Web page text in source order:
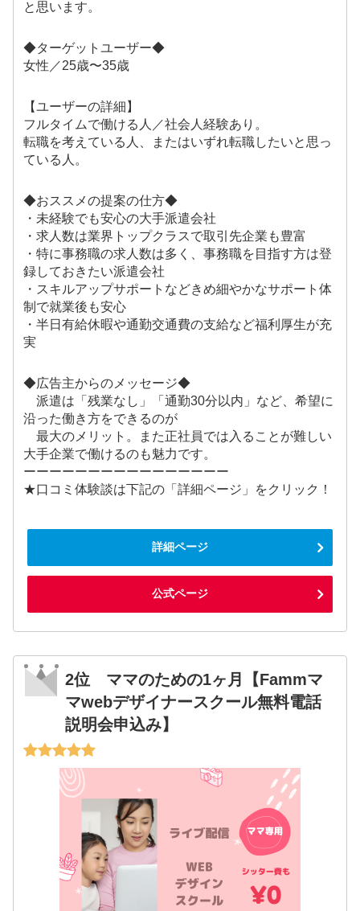
と思います。
◆ターゲットユーザー◆
女性／25歳〜35歳
【ユーザーの詳細】
フルタイムで働ける人／社会人経験あり。
転職を考えている人、またはいずれ転職したいと思っ
ている人。
◆おススメの提案の仕方◆
・未経験でも安心の大手派遣会社
・求人数は業界トップクラスで取引先企業も豊富
・特に事務職の求人数は多く、事務職を目指す方は登
録しておきたい派遣会社
・スキルアップサポートなどきめ細やかなサポート体
制で就業後も安心
・半日有給休暇や通勤交通費の支給など福利厚生が充
実
◆広告主からのメッセージ◆
派遣は「残業なし」「通勤30分以内」など、希望に
沿った働き方をできるのが
最大のメリット。また正社員では入ることが難しい
大手企業で働けるのも魅力です。
ーーーーーーーーーーーーーーーー
★口コミ体験談は下記の「詳細ページ」をクリック！
詳細ページ
公式ページ
2位 ママのための1ヶ月【Fammマ
マwebデザイナースクール無料電話
説明会申込み】